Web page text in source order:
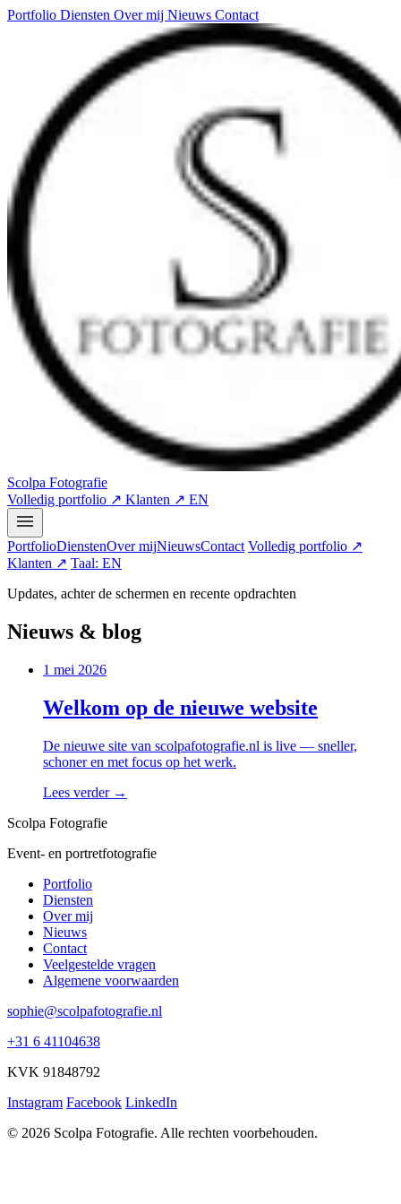
Portfolio Diensten Over mij Nieuws Contact
Scolpa Fotografie
Volledig portfolio ↗ Klanten ↗ EN
PortfolioDienstenOver mijNieuwsContact Volledig portfolio ↗
Klanten ↗ Taal: EN
Updates, achter de schermen en recente opdrachten
Nieuws & blog
1 mei 2026
Welkom op de nieuwe website
De nieuwe site van scolpafotografie.nl is live — sneller,
schoner en met focus op het werk.
Lees verder →
Scolpa Fotografie
Event- en portretfotografie
Portfolio
Diensten
Over mij
Nieuws
Contact
Veelgestelde vragen
Algemene voorwaarden
sophie@scolpafotografie.nl
+31 6 41104638
KVK 91848792
Instagram Facebook LinkedIn
© 2026 Scolpa Fotografie. Alle rechten voorbehouden.